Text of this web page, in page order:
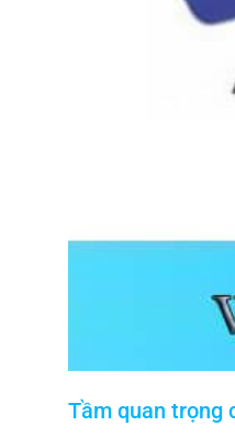
Tầm quan trọng